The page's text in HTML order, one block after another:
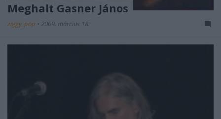
Meghalt Gasner János
ziggy_pop • 2009. március 18.